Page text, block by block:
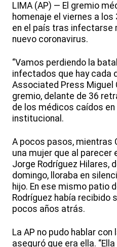
LIMA (AP) — El gremio
homenaje el viernes a
en el país tras infectarse
nuevo coronavirus.
“Vamos perdiendo la
infectados que hay cada
Associated Press Miguel
gremio, delante de 36
de los médicos caídos en
institucional.
A pocos pasos, mientras
una mujer que al parecer
Jorge Rodríguez Hilares,
domingo, lloraba en
hijo. En ese mismo patio
Rodríguez había recibido
pocos años atrás.
La AP no pudo hablar con
aseguró que era ella.